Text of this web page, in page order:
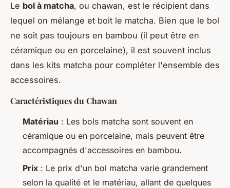
Le bol à matcha, ou chawan, est le récipient dans
lequel on mélange et boit le matcha. Bien que le bol
ne soit pas toujours en bambou (il peut être en
céramique ou en porcelaine), il est souvent inclus
dans les kits matcha pour compléter l'ensemble des
accessoires.
Caractéristiques du Chawan
Matériau : Les bols matcha sont souvent en
céramique ou en porcelaine, mais peuvent être
accompagnés d'accessoires en bambou.
Prix : Le prix d'un bol matcha varie grandement
selon la qualité et le matériau, allant de quelques